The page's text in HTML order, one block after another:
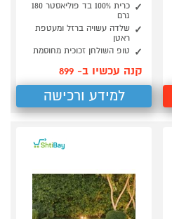
כרית 100% בד פוליאסטר 180
גרם
שלדה עשויה ברזל ומעטפת
ראטן
טופ השולחן זכוכית מחוסמת
קנה עכשיו ב- 899
למידע ורכישה